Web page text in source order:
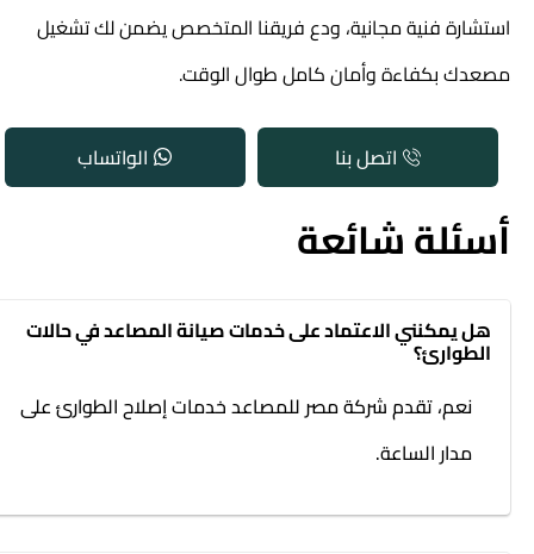
استشارة فنية مجانية، ودع فريقنا المتخصص يضمن لك تشغيل
مصعدك بكفاءة وأمان كامل طوال الوقت.
اتصل بنا الواتساب
أسئلة شائعة
هل يمكنني الاعتماد على خدمات صيانة المصاعد في حالات
الطوارئ؟
نعم، تقدم شركة مصر للمصاعد خدمات إصلاح الطوارئ على
مدار الساعة.